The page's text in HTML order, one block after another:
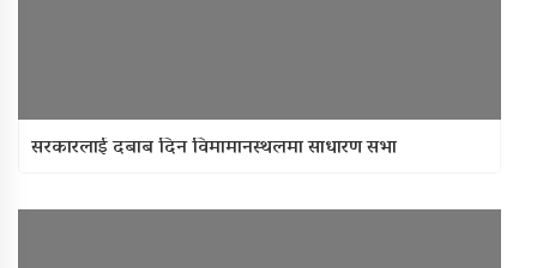
सरकारलाई दबाब दिन विमामानस्थलमा साधारण सभा